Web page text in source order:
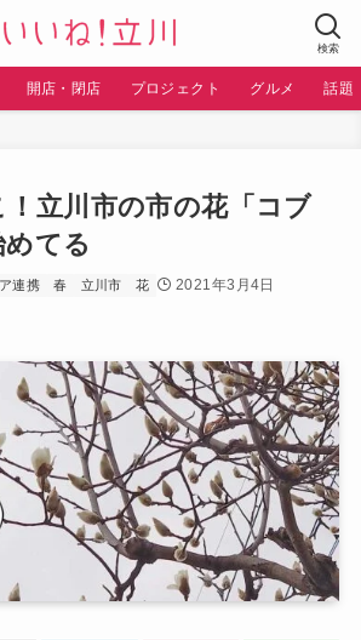
検索
開店・閉店 プロジェクト グルメ 話題
立川市の市の花「コブ
てる
連携 春 立川市 花
2021年3月4日